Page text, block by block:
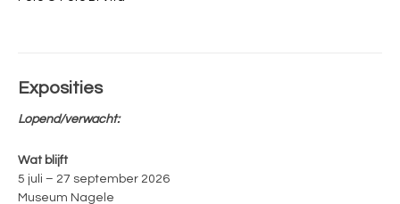
Exposities
Lopend/verwacht:
Wat blijft
5 juli – 27 september 2026
Museum Nagele